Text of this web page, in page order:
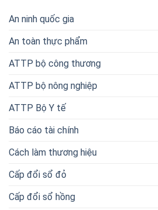
An ninh quốc gia
An toàn thực phẩm
ATTP bộ công thương
ATTP bộ nông nghiệp
ATTP Bộ Y tế
Báo cáo tài chính
Cách làm thương hiệu
Cấp đổi sổ đỏ
Cấp đổi sổ hồng